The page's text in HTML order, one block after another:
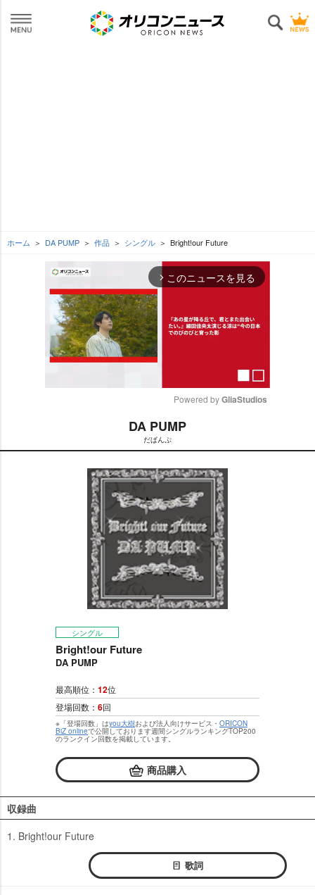
ホーム DA PUMP 作品 シングル Bright!our Future
arrow_forward_ios このニュースを見る
t
e
Powered by GliaStudios
DA PUMP
だぱんぷ
シングル
Bright!our Future
DA PUMP
最高順位： 12位
登場回数： 6回
※「登場回数」はyou大樹および法人向けサービス・ ORICON
BiZ onlineで公開しております週間シングルランキングTOP200
のランクイン回数を掲載しています。
商品購入
収録曲
1. Bright!our Future
歌詞